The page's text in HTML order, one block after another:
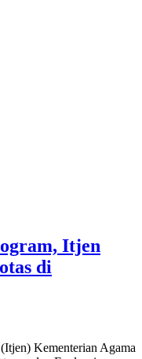
Itjen
di
Kementerian Agama